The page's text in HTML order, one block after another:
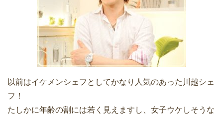
以前はイケメンシェフとしてかなり人気のあった川越シェ
フ！
たしかに年齢の割には若く見えますし、女子ウケしそうな